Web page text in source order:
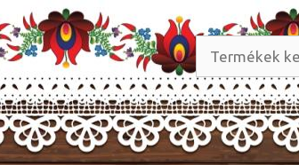
Keresés
a
következőre: